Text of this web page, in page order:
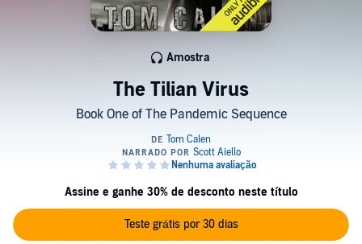
The Tilian Virus
Book One of The Pandemic Sequence
Amostra
Assine e ganhe 30% de desconto neste título
Teste grátis por 30 dias